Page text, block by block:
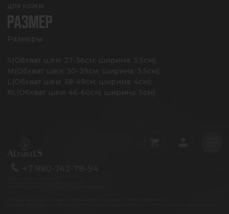
для кожи.
РАЗМЕР
Размеры:
S(Обхват шеи: 27-36см; ширина: 3,5см);
M(Обхват шеи: 30-39см; ширина: 3,5см);
L(Обхват шеи: 38-49см; ширина: 4см);
XL(Обхват шеи: 46-60см; ширина: 5см).